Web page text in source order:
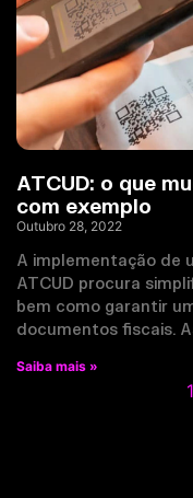
ATCUD: o que
com exemplo
Outubro 28, 2022
A implementação de
ATCUD procura
bem como garantir
documentos fiscais.
Saiba mais »
1